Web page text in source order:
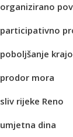
organizirano
participativno
poboljšanje
prodor mora
sliv rijeke Reno
umjetna dina